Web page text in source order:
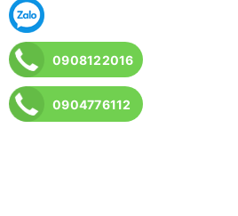
0908122016
0904776112